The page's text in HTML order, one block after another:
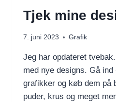
Tjek mine
7. juni 2023 Grafik
Jeg har opdateret
med nye designs. Gå
grafikker og køb dem på
puder, krus og meget